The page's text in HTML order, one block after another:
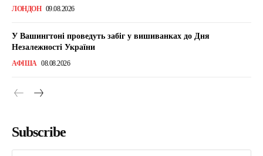
ЛОНДОН 09.08.2026
У Вашингтоні проведуть забіг у вишиванках до Дня
Незалежності України
АФІША 08.08.2026
Subscribe